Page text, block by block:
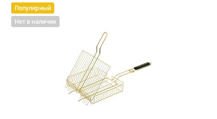
Популярный
Нет в наличии